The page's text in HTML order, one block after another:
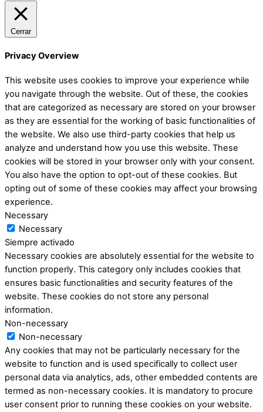
Cerrar
Privacy Overview
This website uses cookies to improve your experience while
you navigate through the website. Out of these, the cookies
that are categorized as necessary are stored on your browser
as they are essential for the working of basic functionalities of
the website. We also use third-party cookies that help us
analyze and understand how you use this website. These
cookies will be stored in your browser only with your consent.
You also have the option to opt-out of these cookies. But
opting out of some of these cookies may affect your browsing
experience.
Necessary
Necessary
Siempre activado
Necessary cookies are absolutely essential for the website to
function properly. This category only includes cookies that
ensures basic functionalities and security features of the
website. These cookies do not store any personal
information.
Non-necessary
Non-necessary
Any cookies that may not be particularly necessary for the
website to function and is used specifically to collect user
personal data via analytics, ads, other embedded contents are
termed as non-necessary cookies. It is mandatory to procure
user consent prior to running these cookies on your website.